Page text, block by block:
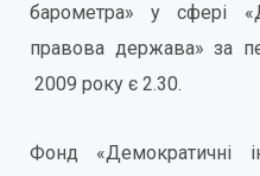
барометра» у сфері
правова держава» за
2009 року є 2.30.
Фонд «Демократичні